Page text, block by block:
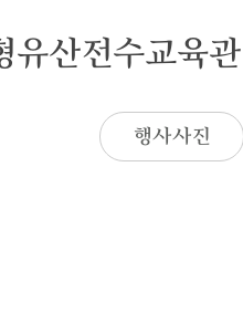
유산전수교육관
행사사진